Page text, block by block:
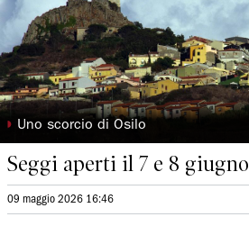
◗ Uno scorcio di Osilo
Seggi aperti il 7 e 8 giugno
09 maggio 2026 16:46